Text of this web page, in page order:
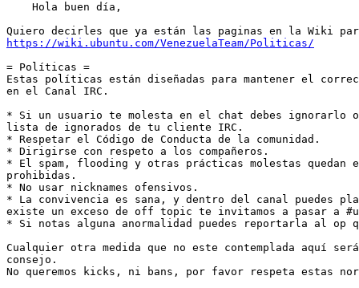
    Hola buen día,
https://wiki.ubuntu.com/VenezuelaTeam/Politicas/
= Políticas =
Estas políticas están diseñadas para mantener el
en el Canal IRC.
* Si un usuario te molesta en el chat debes
lista de ignorados de tu cliente IRC.
* Respetar el Código de Conducta de la comunidad.
* Dirigirse con respeto a los compañeros.
* El spam, flooding y otras prácticas molestas quedan
prohibidas.
* No usar nicknames ofensivos.
* La convivencia es sana, y dentro del canal puedes
existe un exceso de off topic te invitamos a pasar a
* Si notas alguna anormalidad puedes reportarla al op
Cualquier otra medida que no este contemplada aquí
consejo.
No queremos kicks, ni bans, por favor respeta estas